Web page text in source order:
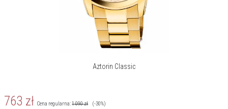
Aztorin Classic
763 zł Cena regularna:1 090zł
(-30%)